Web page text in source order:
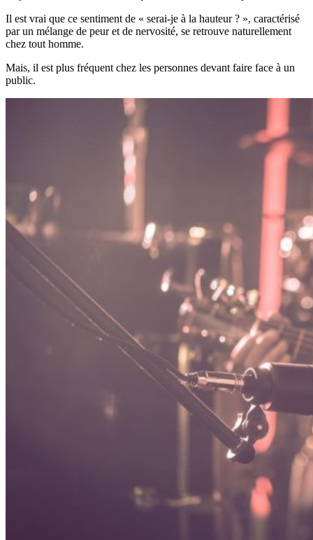
Il est vrai que ce sentiment de « serai-je à la hauteur ? », caractérisé
par un mélange de peur et de nervosité, se retrouve naturellement
chez tout homme.
Mais, il est plus fréquent chez les personnes devant faire face à un
public.